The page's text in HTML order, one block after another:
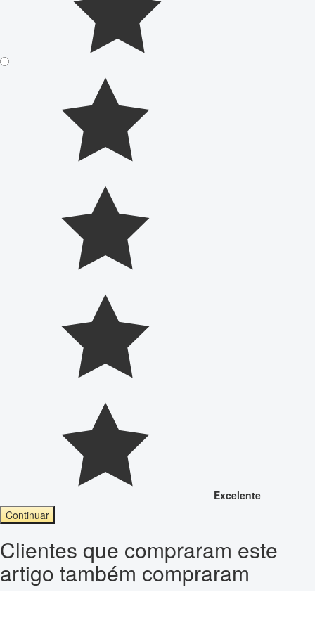
Excelente
Continuar
Clientes que compraram este
artigo também compraram